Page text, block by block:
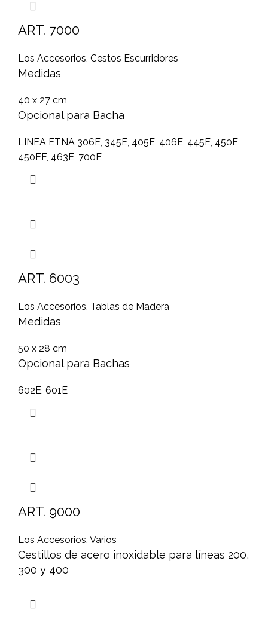
ART. 7000
Los Accesorios, Cestos Escurridores
Medidas
40 x 27 cm
Opcional para Bacha
LINEA ETNA 306E, 345E, 405E, 406E, 445E, 450E,
450EF, 463E, 700E
ART. 6003
Los Accesorios, Tablas de Madera
Medidas
50 x 28 cm
Opcional para Bachas
602E, 601E
ART. 9000
Los Accesorios, Varios
Cestillos de acero inoxidable para líneas 200,
300 y 400